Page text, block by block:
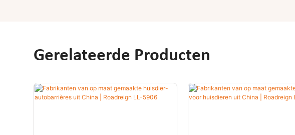
Gerelateerde Producten